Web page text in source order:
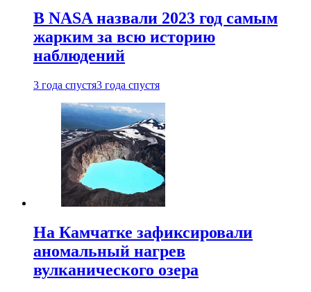
В NASA назвали 2023 год самым
жарким за всю историю
наблюдений
3 года спустя3 года спустя
На Камчатке зафиксировали
аномальный нагрев
вулканического озера